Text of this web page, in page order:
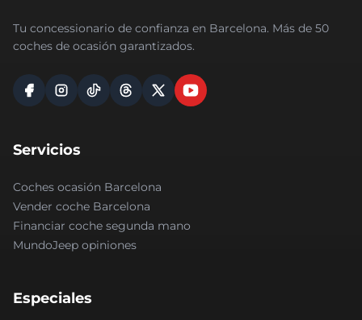
Tu concessionario de confianza en Barcelona. Más de 50
coches de ocasión garantizados.
Servicios
Coches ocasión Barcelona
Vender coche Barcelona
Financiar coche segunda mano
MundoJeep opiniones
Especiales